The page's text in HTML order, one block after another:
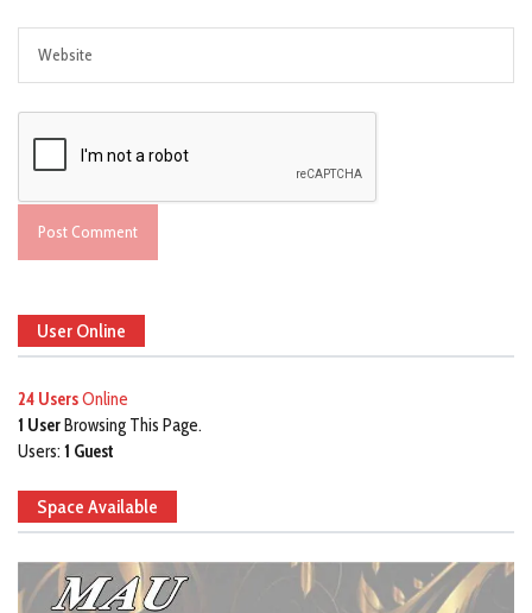
User Online
24 UsersOnline
1 UserBrowsing This Page.
Users: 1 Guest
Space Available